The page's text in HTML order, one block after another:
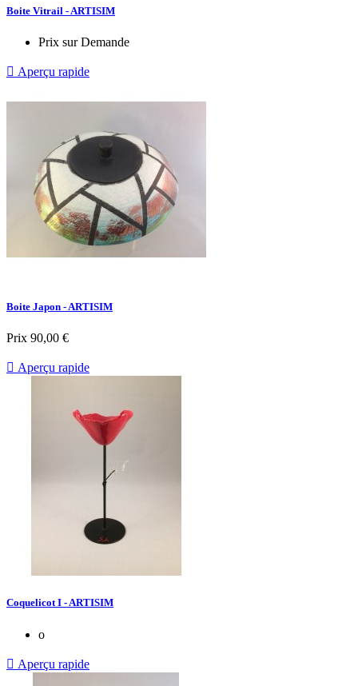
Boite Vitrail - ARTISIM
Prix sur Demande
 Aperçu rapide
Boite Japon - ARTISIM
Prix 90,00 €
 Aperçu rapide
Coquelicot I - ARTISIM
o
 Aperçu rapide